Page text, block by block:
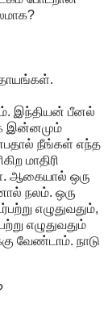
இந்தியன் பீனல்
இன்னமும்
நீங்கள் எந்த
மாதிரி
ஆகையால் ஒரு
நலம். ஒரு
எழுதுவதும்,
எழுதுவதும்
வேண்டாம். நாடு